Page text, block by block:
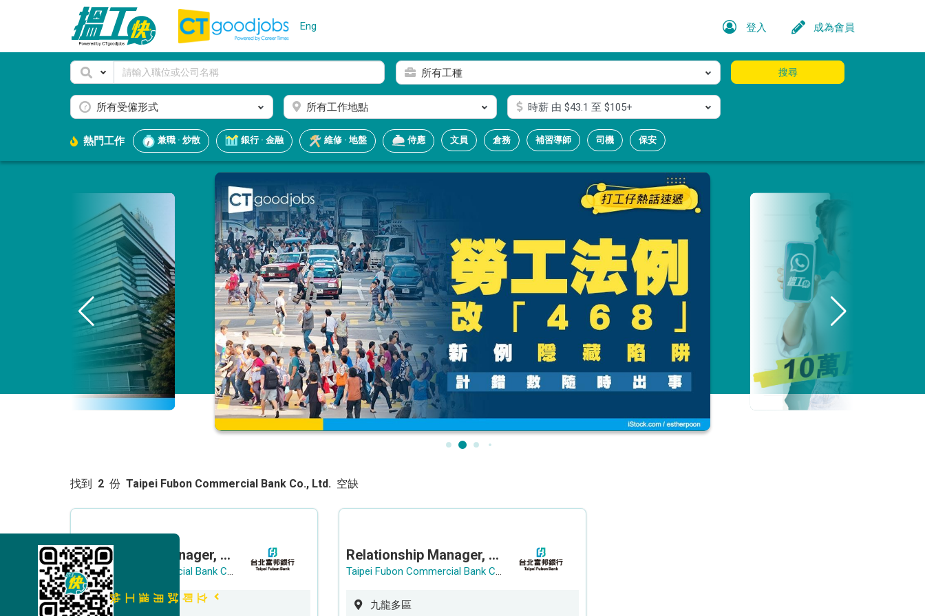
Eng 登入 成為會員
所有工種
所有受僱形式 所有工作地點 時薪由 $43.1 至 $105+
搜尋
熱門工作 兼職 · 炒散 銀行 · 金融 維修 · 地盤 侍應 文員 倉務 補習導師 司機 保安
找到 2 份 Taipei Fubon Commercial Bank Co., Ltd. 空缺
Relationship Manager, Corporate Banking (PRC Large Corp. Clients)
Taipei Fubon Commercial Bank Co., Ltd.
九龍多區
Relationship Manager, Corporate Banking (Local Large Corp. Clients)
Taipei Fubon Commercial Bank Co., Ltd.
九龍多區
立即試用搵工快